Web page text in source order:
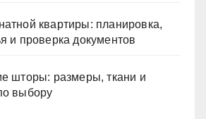
квартиры: планировка,
и проверка документов
шторы: размеры, ткани и
выбору